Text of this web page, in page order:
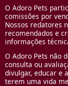
O Adoro Pets
comissões por
Nossos redatores
recomendados e
informações
O Adoro Pets não
consulta ou
divulgar, educar e
terem uma vida